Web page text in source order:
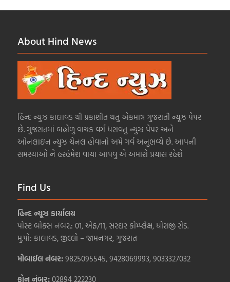
About Hind News
હિન્દ ન્યુઝ કાલાવડ થી પ્રકાશીત થતુ એકમાત્ર ગુજરાતી ન્યૂઝ પેપર
છે. ગુજરાતમાં બહોળુ વાચક વર્ગ ધરાવતુ ન્યુઝ પેપર અને
ઓનલાઇન ન્યુઝ ચેનલ હોવાનો અમે ગર્વ અનુભવ્યે છે. આપની
સમસ્યાઓ ને હરહંમેશ વાચા આપવુ એ અમારો પ્રયાસ રહેશે
Find Us
હિન્દ ન્યૂઝ કાર્યાલય
પોસ્ટ બોક્સ નંબર.: 01, એફ/11, સરદાર કોમ્પ્લેક્ષ, ધોરાજી રોડ.
મુ.પો: કાલાવડ, જીલ્લો – જામનગર, ગુજરાત
મોબાઈલ નંબર:9825095545, 9428069993, 9033327032
ફોન નંબર:02894 222230